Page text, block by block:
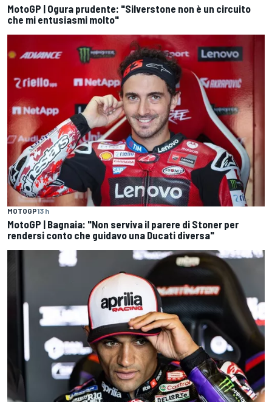
MotoGP | Ogura prudente: "Silverstone non è un circuito
che mi entusiasmi molto"
MOTOGP13 h
MotoGP | Bagnaia: "Non serviva il parere di Stoner per
rendersi conto che guidavo una Ducati diversa"